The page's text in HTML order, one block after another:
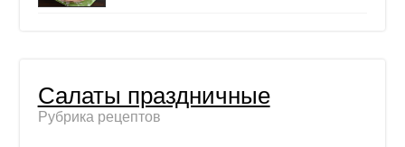
Салаты праздничные
Рубрика рецептов